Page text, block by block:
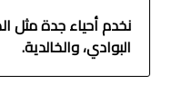
نخدم أحياء جدة مثل
البوادي، والخالدية.